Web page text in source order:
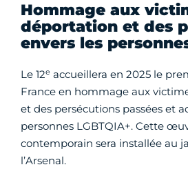
Hommage aux
déportation et des
envers les
Le 12e accueillera en 2025 le
France en hommage aux
et des persécutions passées et
personnes LGBTQIA+. Cette
contemporain sera installée au
l’Arsenal.